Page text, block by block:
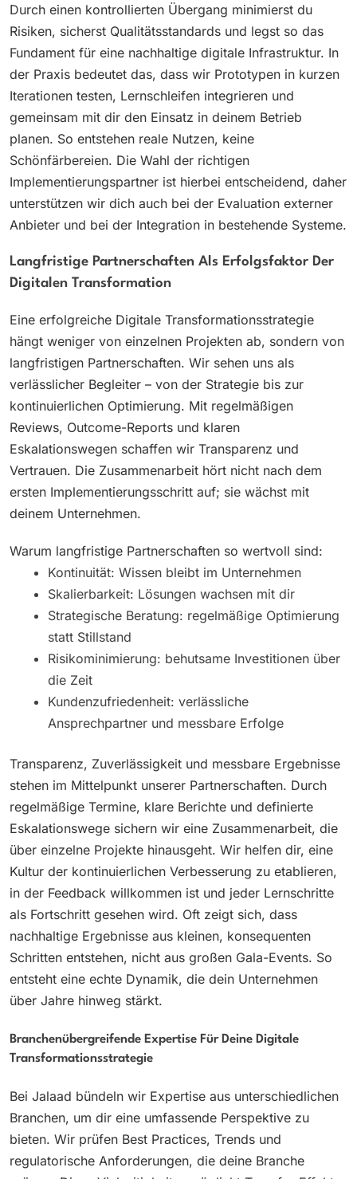
Durch einen kontrollierten Übergang minimierst du
Risiken, sicherst Qualitätsstandards und legst so das
Fundament für eine nachhaltige digitale Infrastruktur. In
der Praxis bedeutet das, dass wir Prototypen in kurzen
Iterationen testen, Lernschleifen integrieren und
gemeinsam mit dir den Einsatz in deinem Betrieb
planen. So entstehen reale Nutzen, keine
Schönfärbereien. Die Wahl der richtigen
Implementierungspartner ist hierbei entscheidend, daher
unterstützen wir dich auch bei der Evaluation externer
Anbieter und bei der Integration in bestehende Systeme.
Langfristige Partnerschaften Als Erfolgsfaktor Der
Digitalen Transformation
Eine erfolgreiche Digitale Transformationsstrategie
hängt weniger von einzelnen Projekten ab, sondern von
langfristigen Partnerschaften. Wir sehen uns als
verlässlicher Begleiter – von der Strategie bis zur
kontinuierlichen Optimierung. Mit regelmäßigen
Reviews, Outcome-Reports und klaren
Eskalationswegen schaffen wir Transparenz und
Vertrauen. Die Zusammenarbeit hört nicht nach dem
ersten Implementierungsschritt auf; sie wächst mit
deinem Unternehmen.
Warum langfristige Partnerschaften so wertvoll sind:
Kontinuität: Wissen bleibt im Unternehmen
Skalierbarkeit: Lösungen wachsen mit dir
Strategische Beratung: regelmäßige Optimierung
statt Stillstand
Risikominimierung: behutsame Investitionen über
die Zeit
Kundenzufriedenheit: verlässliche
Ansprechpartner und messbare Erfolge
Transparenz, Zuverlässigkeit und messbare Ergebnisse
stehen im Mittelpunkt unserer Partnerschaften. Durch
regelmäßige Termine, klare Berichte und definierte
Eskalationswege sichern wir eine Zusammenarbeit, die
über einzelne Projekte hinausgeht. Wir helfen dir, eine
Kultur der kontinuierlichen Verbesserung zu etablieren,
in der Feedback willkommen ist und jeder Lernschritte
als Fortschritt gesehen wird. Oft zeigt sich, dass
nachhaltige Ergebnisse aus kleinen, konsequenten
Schritten entstehen, nicht aus großen Gala-Events. So
entsteht eine echte Dynamik, die dein Unternehmen
über Jahre hinweg stärkt.
Branchenübergreifende Expertise Für Deine Digitale
Transformationsstrategie
Bei Jalaad bündeln wir Expertise aus unterschiedlichen
Branchen, um dir eine umfassende Perspektive zu
bieten. Wir prüfen Best Practices, Trends und
regulatorische Anforderungen, die deine Branche